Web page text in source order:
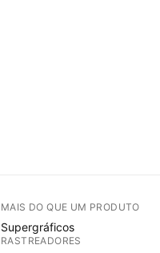
MAIS DO QUE UM PRODUTO
Supergráficos
RASTREADORES